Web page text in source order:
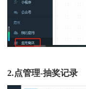
2.点管理-抽奖记录